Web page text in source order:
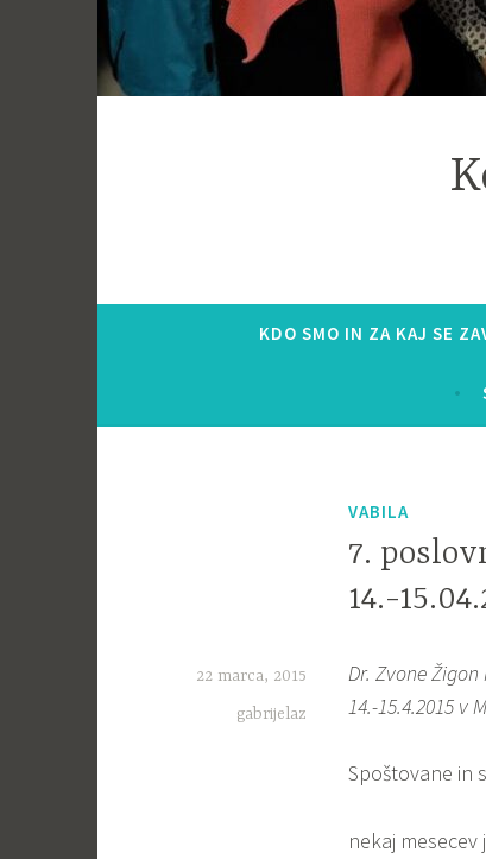
KDO SMO IN ZA KAJ SE
VABILA
7.
14.-
22 marca, 2015
gabrijelaz
Dr. Zvone
14.-15.4.2015 v
Spoštovane in
nekaj